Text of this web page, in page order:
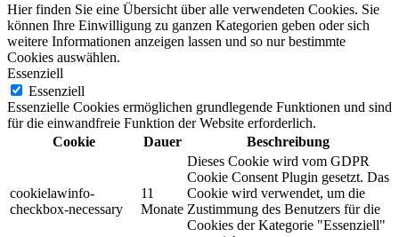
Hier finden Sie eine Übersicht über alle verwendeten Cookies. Sie
können Ihre Einwilligung zu ganzen Kategorien geben oder sich
weitere Informationen anzeigen lassen und so nur bestimmte
Cookies auswählen.
Essenziell
Essenziell
Essenzielle Cookies ermöglichen grundlegende Funktionen und sind
für die einwandfreie Funktion der Website erforderlich.
Cookie
Dauer Beschreibung
cookielawinfo-
checkbox-necessary
11
Monate
Dieses Cookie wird vom GDPR
Cookie Consent Plugin gesetzt. Das
Cookie wird verwendet, um die
Zustimmung des Benutzers für die
Cookies der Kategorie "Essenziell"